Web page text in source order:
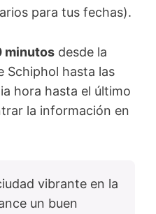
para tus fechas).
minutos desde la
Schiphol hasta las
hora hasta el último
la información en
vibrante en la
un buen